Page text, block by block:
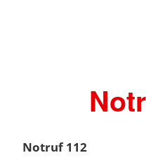
Notruf 112